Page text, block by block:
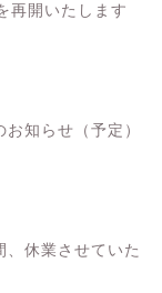
再開いたします
知らせ（予定）
、休業させていた